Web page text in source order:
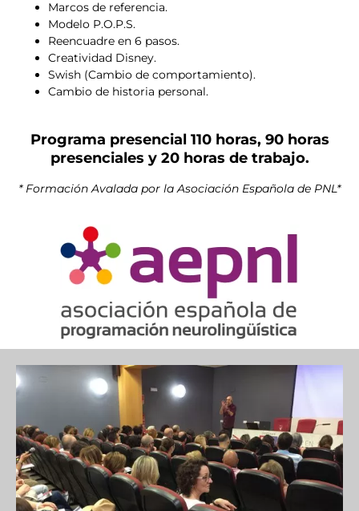
Marcos de referencia.
Modelo P.O.P.S.
Reencuadre en 6 pasos.
Creatividad Disney.
Swish (Cambio de comportamiento).
Cambio de historia personal.
Programa presencial 110 horas, 90 horas
presenciales y 20 horas de trabajo.
* Formación Avalada por la Asociación Española de PNL*